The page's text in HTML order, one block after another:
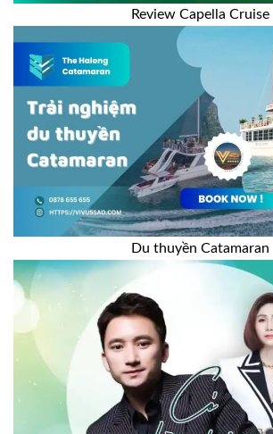
Review Capella Cruise
Du thuyền Catamaran